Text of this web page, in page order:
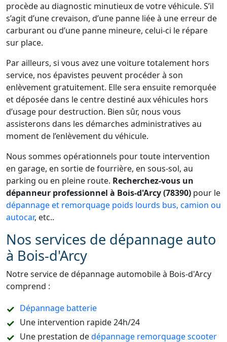
procède au diagnostic minutieux de votre véhicule. S’il
s’agit d’une crevaison, d’une panne liée à une erreur de
carburant ou d’une panne mineure, celui-ci le répare
sur place.
Par ailleurs, si vous avez une voiture totalement hors
service, nos épavistes peuvent procéder à son
enlèvement gratuitement. Elle sera ensuite remorquée
et déposée dans le centre destiné aux véhicules hors
d’usage pour destruction. Bien sûr, nous vous
assisterons dans les démarches administratives au
moment de l’enlèvement du véhicule.
Nous sommes opérationnels pour toute intervention
en garage, en sortie de fourrière, en sous-sol, au
parking ou en pleine route. Recherchez-vous un
dépanneur professionnel à Bois-d'Arcy (78390) pour le
dépannage et remorquage poids lourds bus, camion ou
autocar, etc..
Nos services de dépannage auto
à Bois-d'Arcy
Notre service de dépannage automobile à Bois-d'Arcy
comprend :
Dépannage batterie
Une intervention rapide 24h/24
Une prestation dedépannage remorquage scooter